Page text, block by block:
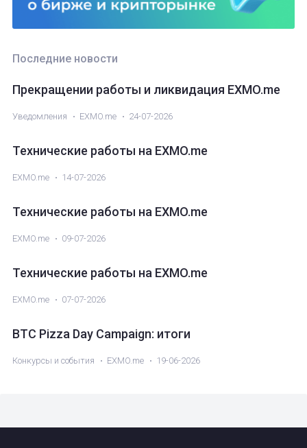
Последние новости
Прекращении работы и ликвидация EXMO.me
Уведомления EXMO.me 24-07-2026
Технические работы на EXMO.me
EXMO.me 14-07-2026
Технические работы на EXMO.me
EXMO.me 09-07-2026
Технические работы на EXMO.me
EXMO.me 07-07-2026
BTC Pizza Day Campaign: итоги
Конкурсы и события EXMO.me 19-06-2026